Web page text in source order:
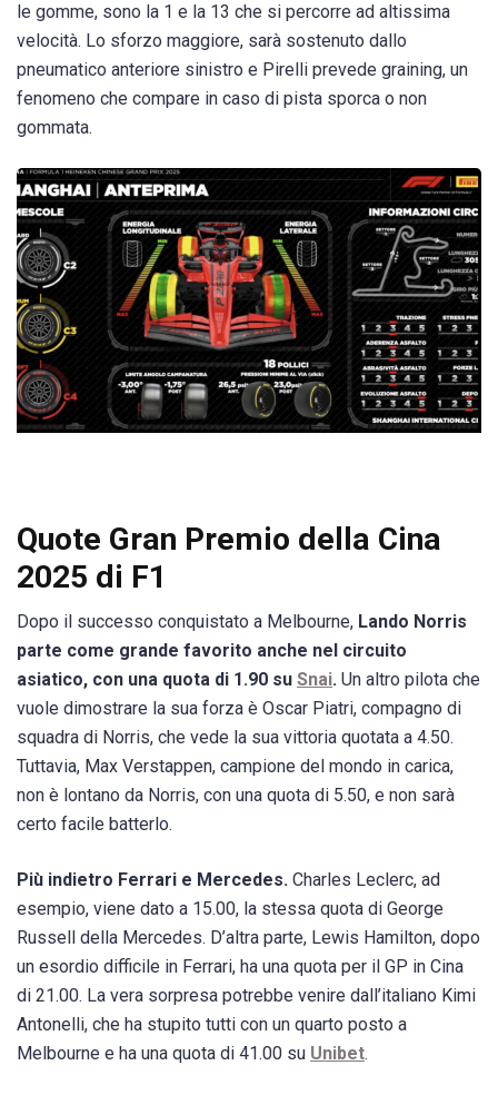
le gomme, sono la 1 e la 13 che si percorre ad altissima
velocità. Lo sforzo maggiore, sarà sostenuto dallo
pneumatico anteriore sinistro e Pirelli prevede graining, un
fenomeno che compare in caso di pista sporca o non
gommata.
Quote Gran Premio della Cina
2025 di F1
Dopo il successo conquistato a Melbourne, Lando Norris
parte come grande favorito anche nel circuito
asiatico, con una quota di 1.90 su Snai. Un altro pilota che
vuole dimostrare la sua forza è Oscar Piatri, compagno di
squadra di Norris, che vede la sua vittoria quotata a 4.50.
Tuttavia, Max Verstappen, campione del mondo in carica,
non è lontano da Norris, con una quota di 5.50, e non sarà
certo facile batterlo.
Più indietro Ferrari e Mercedes. Charles Leclerc, ad
esempio, viene dato a 15.00, la stessa quota di George
Russell della Mercedes. D’altra parte, Lewis Hamilton, dopo
un esordio difficile in Ferrari, ha una quota per il GP in Cina
di 21.00. La vera sorpresa potrebbe venire dall’italiano Kimi
Antonelli, che ha stupito tutti con un quarto posto a
Melbourne e ha una quota di 41.00 su Unibet.